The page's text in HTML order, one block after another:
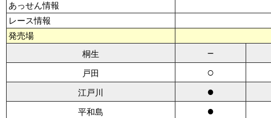
あっせん情報
レース情報
発売場
桐生
－
戸田 ○
江戸川 ●
平和島 ●